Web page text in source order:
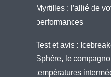
Myrtilles : l’allié de
performances
Test et avis :
Sphère, le
températures